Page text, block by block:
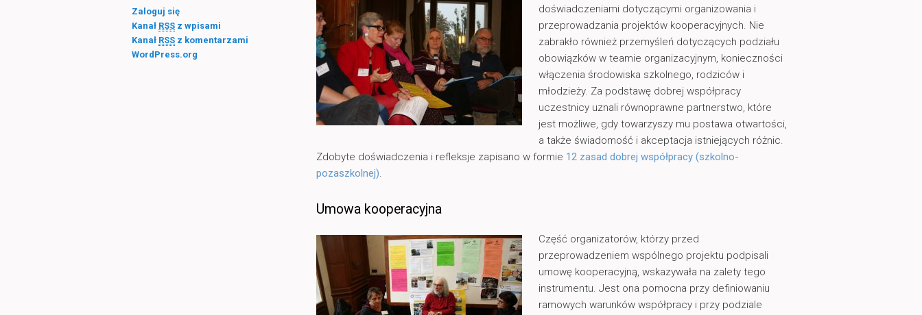
doświadczeniami dotyczącymi organizowania i
przeprowadzania projektów kooperacyjnych. Nie
zabrakło również przemyśleń dotyczących podziału
obowiązków w teamie organizacyjnym, konieczności
włączenia środowiska szkolnego, rodziców i
młodzieży. Za podstawę dobrej współpracy
uczestnicy uznali równoprawne partnerstwo, które
jest możliwe, gdy towarzyszy mu postawa otwartości,
a także świadomość i akceptacja istniejących różnic.
Zdobyte doświadczenia i refleksje zapisano w formie 12 zasad dobrej współpracy (szkolno-
pozaszkolnej).
Umowa kooperacyjna
Część organizatorów, którzy przed
przeprowadzeniem wspólnego projektu podpisali
umowę kooperacyjną, wskazywała na zalety tego
instrumentu. Jest ona pomocna przy definiowaniu
ramowych warunków współpracy i przy podziale
Zaloguj się
Kanał RSS z wpisami
Kanał RSS z komentarzami
WordPress.org